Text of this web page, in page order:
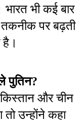
भारत भी कई बार
तकनीक पर बढ़ती
है।
पुतिन?
और चीन
उन्होंने कहा